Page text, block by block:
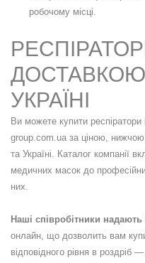
робочому місці.
УКРАЇНІ
Ви можете купити респіратори
group.com.ua за ціною, нижчою
та Україні. Каталог компанії
медичних масок до
них.
Наші співробітники надають
онлайн, що дозволить вам
відповідного рівня в роздріб